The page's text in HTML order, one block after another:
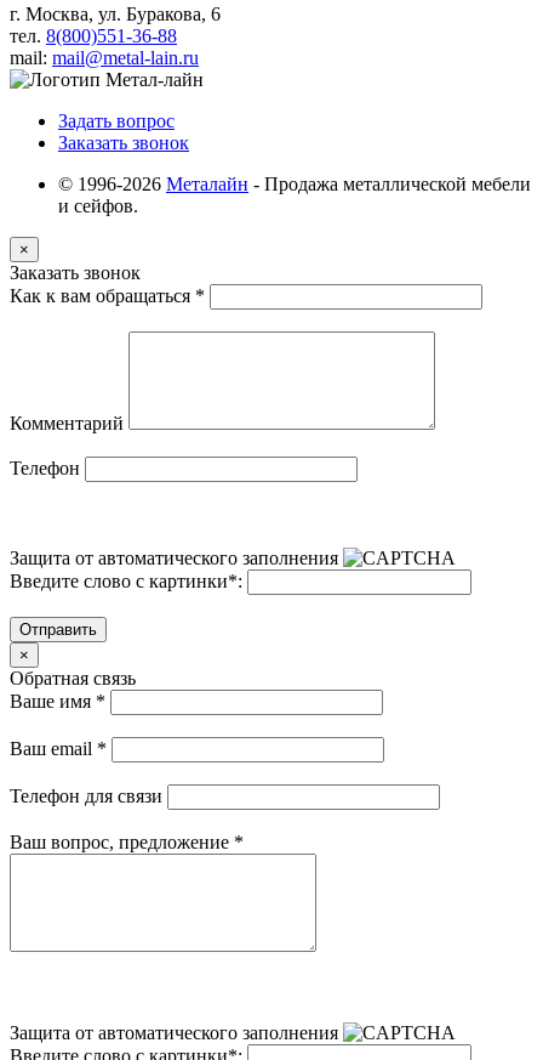
г. Москва, ул. Буракова, 6
тел. 8(800)551-36-88
mail: mail@metal-lain.ru
Задать вопрос
Заказать звонок
© 1996-2026 Металайн - Продажа металлической мебели
и сейфов.
×
Заказать звонок
Как к вам обращаться *
Комментарий
Телефон
Защита от автоматического заполнения
Введите слово с картинки*:
Отправить
×
Обратная связь
Ваше имя *
Ваш email *
Телефон для связи
Ваш вопрос, предложение *
Защита от автоматического заполнения